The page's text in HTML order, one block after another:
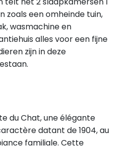
zoals een omheinde tuin,
wasmachine en
alles voor een fijne
zijn in deze
du Chat, une élégante
datant de 1904, au
familiale. Cette